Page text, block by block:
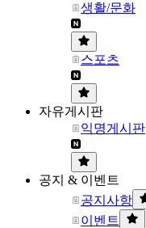
생활/문화
스포츠
자유게시판
익명게시판
공지 & 이벤트
공지사항
이벤트